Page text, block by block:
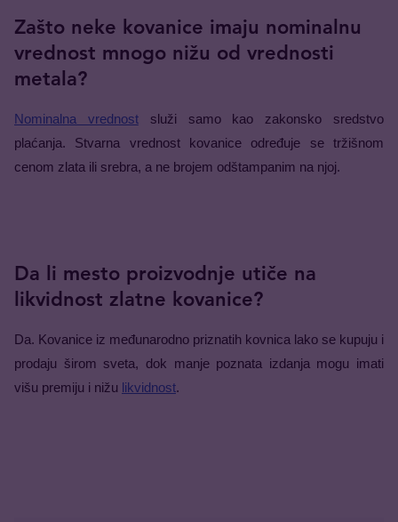
Zašto neke kovanice imaju nominalnu
vrednost mnogo nižu od vrednosti
metala?
Nominalna vrednost služi samo kao zakonsko sredstvo
plaćanja. Stvarna vrednost kovanice određuje se tržišnom
cenom zlata ili srebra, a ne brojem odštampanim na njoj.
Da li mesto proizvodnje utiče na
likvidnost zlatne kovanice?
Da. Kovanice iz međunarodno priznatih kovnica lako se kupuju i
prodaju širom sveta, dok manje poznata izdanja mogu imati
višu premiju i nižu likvidnost.